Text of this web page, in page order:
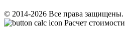
© 2014-2026 Все права защищены.
Расчет стоимости